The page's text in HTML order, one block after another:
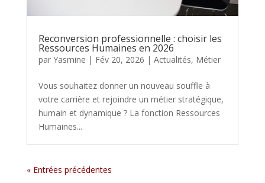
Reconversion professionnelle : choisir les
Ressources Humaines en 2026
par Yasmine | Fév 20, 2026 | Actualités, Métier
Vous souhaitez donner un nouveau souffle à
votre carrière et rejoindre un métier stratégique,
humain et dynamique ? La fonction Ressources
Humaines...
« Entrées précédentes